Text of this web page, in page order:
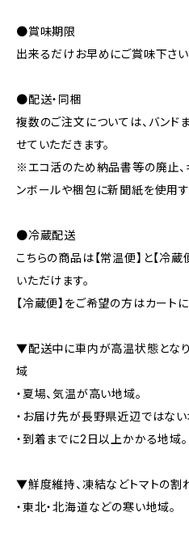
●賞味期限
出来るだけお早めにご賞味下さい
●配送・同梱
複数のご注文については、バン
せていただきます。
※エコ活のため納品書等の廃止、
ンボールや梱包に新聞紙を使用す
●冷蔵配送
こちらの商品は【常温便】と【冷
いただけます。
【冷蔵便】をご希望の方はカート
▼配送中に車内が高温状態とな
域
・夏場、気温が高い地域。
・お届け先が長野県近辺ではない
・到着までに2日以上かかる地域。
▼鮮度維持、凍結などトマトの割
・東北・北海道などの寒い地域。